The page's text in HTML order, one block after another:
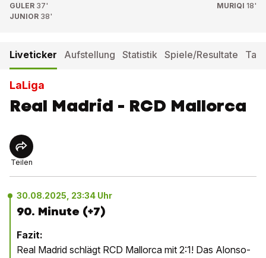
GÜLER 37'
JUNIOR 38'
MURIQI 18'
Liveticker Aufstellung Statistik Spiele/Resultate
LaLiga
Real Madrid - RCD Mallorca
Teilen
30.08.2025, 23:34 Uhr
90. Minute (+7)
Fazit:
Real Madrid schlägt RCD Mallorca mit 2:1! Das Alonso-